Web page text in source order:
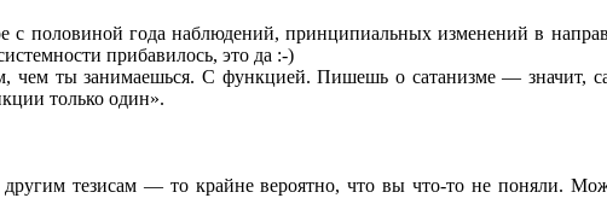
с половиной года наблюдений, принципиальных изменений в
прибавилось, это да :-)
чем ты занимаешься. С функцией. Пишешь о сатанизме — значит,
только один».
тезисам — то крайне вероятно, что вы что-то не поняли.